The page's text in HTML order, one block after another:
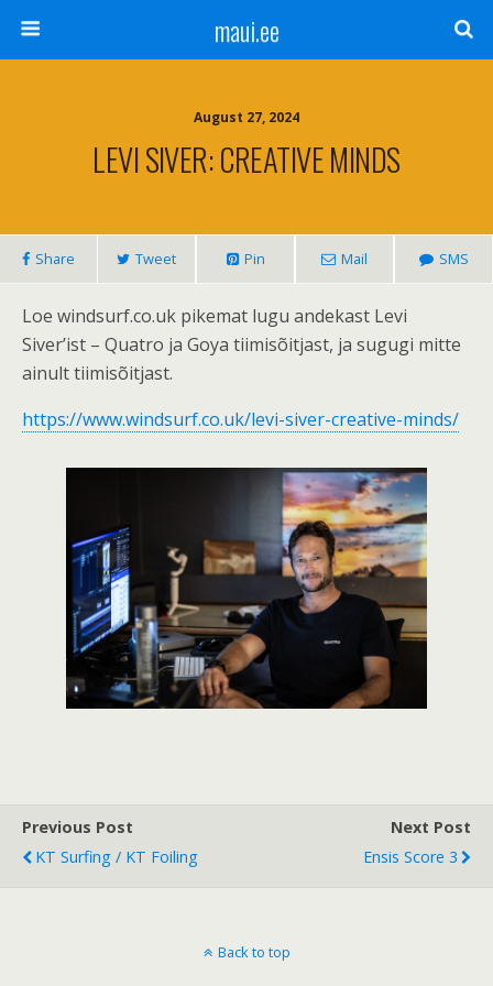
maui.ee
August 27, 2024
LEVI SIVER: CREATIVE MINDS
Share Tweet Pin Mail SMS
Loe windsurf.co.uk pikemat lugu andekast Levi
Siver’ist – Quatro ja Goya tiimisõitjast, ja sugugi mitte
ainult tiimisõitjast.
https://www.windsurf.co.uk/levi-siver-creative-minds/
Previous Post
KT Surfing / KT Foiling
Next Post
Ensis Score 3
Back to top